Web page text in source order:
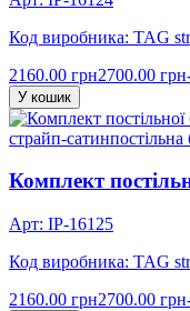
Код виробника: TAG
2160.00 грн2700.00 грн
У кошик
страйп-сатинпостільна
Комплект
Арт: IP-16125
Код виробника: TAG
2160.00 грн2700.00 грн